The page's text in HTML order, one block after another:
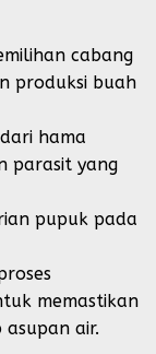
cabang
produksi buah
hama
parasit yang
pupuk pada
memastikan
air.